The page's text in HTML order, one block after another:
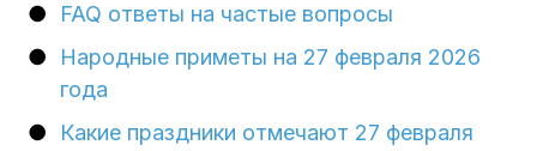
FAQ ответы на частые вопросы
Народные приметы на 27 февраля 2026
года
Какие праздники отмечают 27 февраля